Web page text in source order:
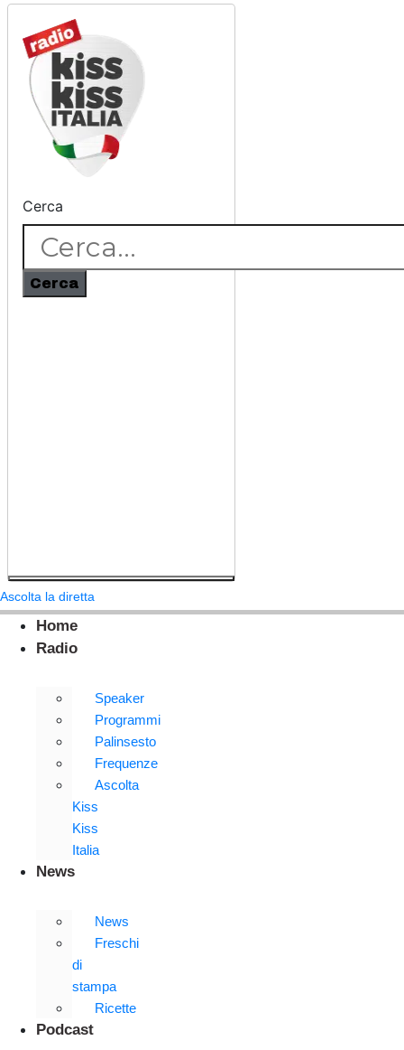
Cerca
Cerca
Ascolta la diretta
Home
Radio
Speaker
Programmi
Palinsesto
Frequenze
Ascolta
Kiss
Kiss
Italia
News
News
Freschi
di
stampa
Ricette
Podcast